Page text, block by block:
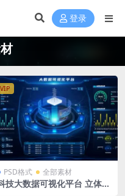
登录
VIP
PSD格式 全部素材
技大数据可视化平台 立体拓